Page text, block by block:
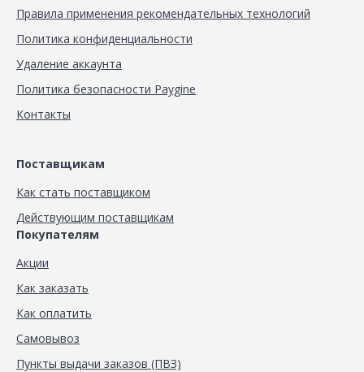
Правила применения рекомендательных технологий
Политика конфиденциальности
Удаление аккаунта
Политика безопасности Paygine
Контакты
Поставщикам
Как стать поставщиком
Действующим поставщикам
Покупателям
Акции
Как заказать
Как оплатить
Самовывоз
Пункты выдачи заказов (ПВЗ)